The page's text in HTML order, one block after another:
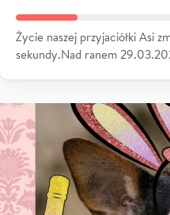
Życie naszej przyjaciółki Asi
sekundy.Nad ranem